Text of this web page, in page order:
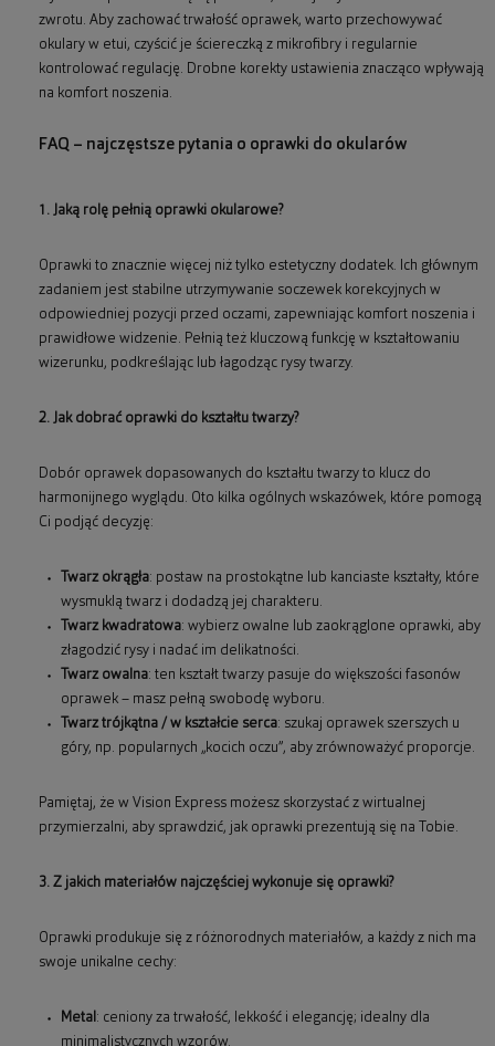
zwrotu. Aby zachować trwałość oprawek, warto przechowywać
okulary w etui, czyścić je ściereczką z mikrofibry i regularnie
kontrolować regulację. Drobne korekty ustawienia znacząco wpływają
na komfort noszenia.
FAQ – najczęstsze pytania o oprawki do okularów
1. Jaką rolę pełnią oprawki okularowe?
Oprawki to znacznie więcej niż tylko estetyczny dodatek. Ich głównym
zadaniem jest stabilne utrzymywanie soczewek korekcyjnych w
odpowiedniej pozycji przed oczami, zapewniając komfort noszenia i
prawidłowe widzenie. Pełnią też kluczową funkcję w kształtowaniu
wizerunku, podkreślając lub łagodząc rysy twarzy.
2. Jak dobrać oprawki do kształtu twarzy?
Dobór oprawek dopasowanych do kształtu twarzy to klucz do
harmonijnego wyglądu. Oto kilka ogólnych wskazówek, które pomogą
Ci podjąć decyzję:
Twarz okrągła: postaw na prostokątne lub kanciaste kształty, które
wysmuklą twarz i dodadzą jej charakteru.
Twarz kwadratowa: wybierz owalne lub zaokrąglone oprawki, aby
złagodzić rysy i nadać im delikatności.
Twarz owalna: ten kształt twarzy pasuje do większości fasonów
oprawek – masz pełną swobodę wyboru.
Twarz trójkątna / w kształcie serca: szukaj oprawek szerszych u
góry, np. popularnych „kocich oczu”, aby zrównoważyć proporcje.
Pamiętaj, że w Vision Express możesz skorzystać z wirtualnej
przymierzalni, aby sprawdzić, jak oprawki prezentują się na Tobie.
3. Z jakich materiałów najczęściej wykonuje się oprawki?
Oprawki produkuje się z różnorodnych materiałów, a każdy z nich ma
swoje unikalne cechy:
Metal : ceniony za trwałość, lekkość i elegancję; idealny dla
minimalistycznych wzorów.